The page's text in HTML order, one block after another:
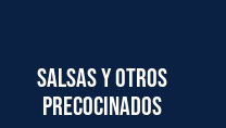
Salsas y otros
precocinados